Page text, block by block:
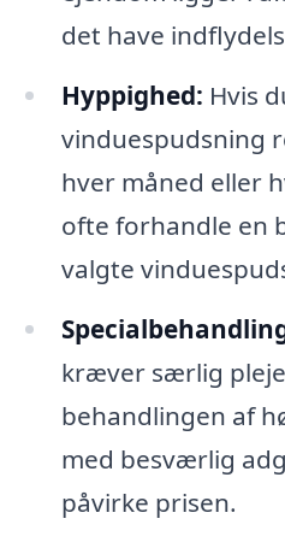
det have
Hyppighed: Hvis
vinduespudsning
hver måned eller
ofte forhandle en
valgte
kræver særlig
behandlingen af
med besværlig
påvirke prisen.